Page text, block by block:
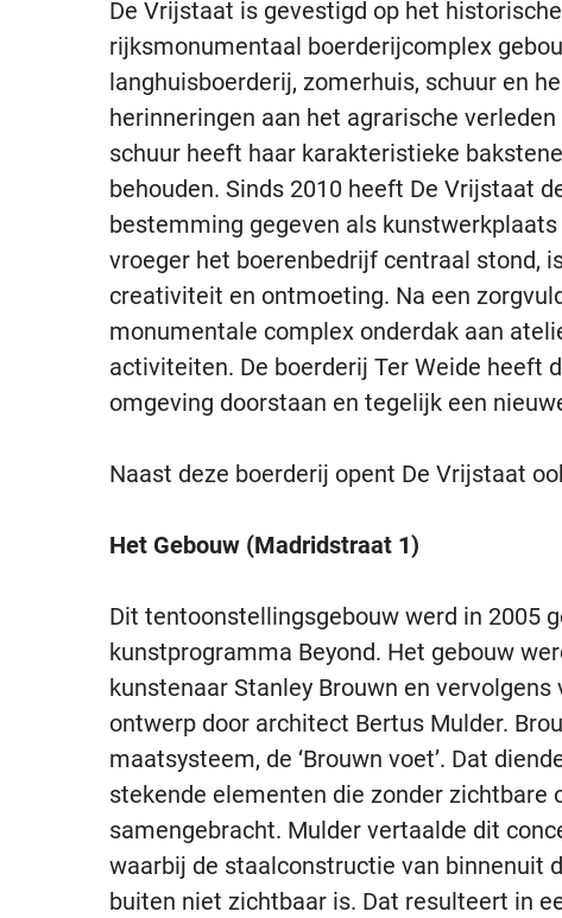
De Vrijstaat is gevestigd op het
rijksmonumentaal boerderijcomplex
langhuisboerderij, zomerhuis, schuur en
herinneringen aan het agrarische
schuur heeft haar karakteristieke
behouden. Sinds 2010 heeft De Vrijstaat
bestemming gegeven als
vroeger het boerenbedrijf centraal stond,
creativiteit en ontmoeting. Na een
monumentale complex onderdak aan
activiteiten. De boerderij Ter Weide heeft
omgeving doorstaan en tegelijk een
Naast deze boerderij opent De Vrijstaat
Het Gebouw (Madridstraat 1)
Dit tentoonstellingsgebouw werd in 2005
kunstprogramma Beyond. Het gebouw
kunstenaar Stanley Brouwn en
ontwerp door architect Bertus Mulder.
maatsysteem, de ‘Brouwn voet’. Dat
stekende elementen die zonder zichtbare
samengebracht. Mulder vertaalde dit
waarbij de staalconstructie van binnenuit
buiten niet zichtbaar is. Dat resulteert in